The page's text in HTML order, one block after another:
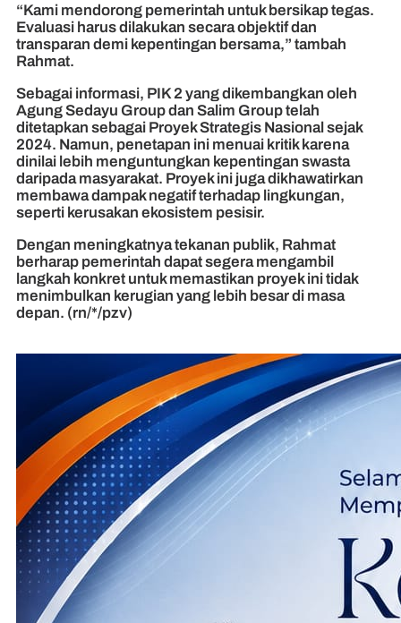
“Kami mendorong pemerintah untuk bersikap tegas.
Evaluasi harus dilakukan secara objektif dan
transparan demi kepentingan bersama,” tambah
Rahmat.
Sebagai informasi, PIK 2 yang dikembangkan oleh
Agung Sedayu Group dan Salim Group telah
ditetapkan sebagai Proyek Strategis Nasional sejak
2024. Namun, penetapan ini menuai kritik karena
dinilai lebih menguntungkan kepentingan swasta
daripada masyarakat. Proyek ini juga dikhawatirkan
membawa dampak negatif terhadap lingkungan,
seperti kerusakan ekosistem pesisir.
Dengan meningkatnya tekanan publik, Rahmat
berharap pemerintah dapat segera mengambil
langkah konkret untuk memastikan proyek ini tidak
menimbulkan kerugian yang lebih besar di masa
depan. (rn/*/pzv)